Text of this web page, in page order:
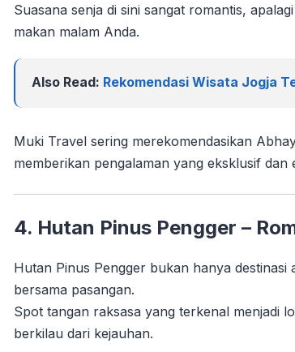
Suasana senja di sini sangat romantis,
makan malam Anda.
Also Read: Rekomendasi Wisata Jogja
Muki Travel sering merekomendasikan
memberikan pengalaman yang eksklusif dan
4. Hutan Pinus Pengger –
Hutan Pinus Pengger bukan hanya
bersama pasangan.
Spot tangan raksasa yang terkenal menjadi
berkilau dari kejauhan.